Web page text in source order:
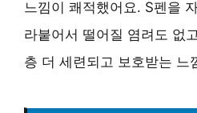
느낌이 쾌적했어요. S펜을
라붙어서 떨어질 염려도 없
층 더 세련되고 보호받는 느